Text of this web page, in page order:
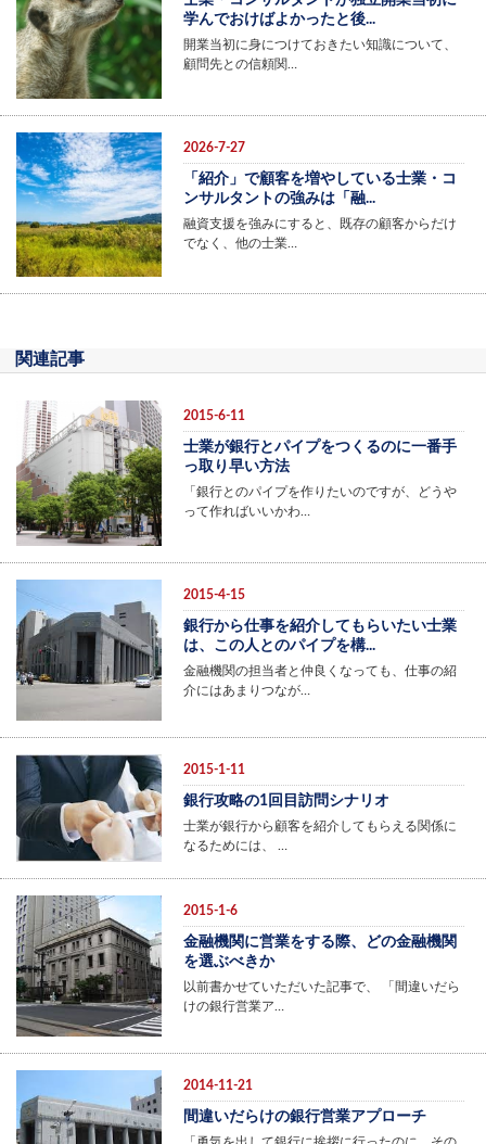
学んでおけばよかったと後...
開業当初に身につけておきたい知識について、
顧問先との信頼関…
2026-7-27
「紹介」で顧客を増やしている士業・コ
ンサルタントの強みは「融...
融資支援を強みにすると、既存の顧客からだけ
でなく、他の士業…
関連記事
2015-6-11
士業が銀行とパイプをつくるのに一番手
っ取り早い方法
「銀行とのパイプを作りたいのですが、どうや
って作ればいいかわ…
2015-4-15
銀行から仕事を紹介してもらいたい士業
は、この人とのパイプを構...
金融機関の担当者と仲良くなっても、仕事の紹
介にはあまりつなが…
2015-1-11
銀行攻略の1回目訪問シナリオ
士業が銀行から顧客を紹介してもらえる関係に
なるためには、 …
2015-1-6
金融機関に営業をする際、どの金融機関
を選ぶべきか
以前書かせていただいた記事で、 「間違いだら
けの銀行営業ア…
2014-11-21
間違いだらけの銀行営業アプローチ
「勇気を出して銀行に挨拶に行ったのに、その